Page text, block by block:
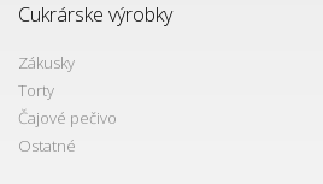
Cukrárske výrobky
Zákusky
Torty
Čajové pečivo
Ostatné